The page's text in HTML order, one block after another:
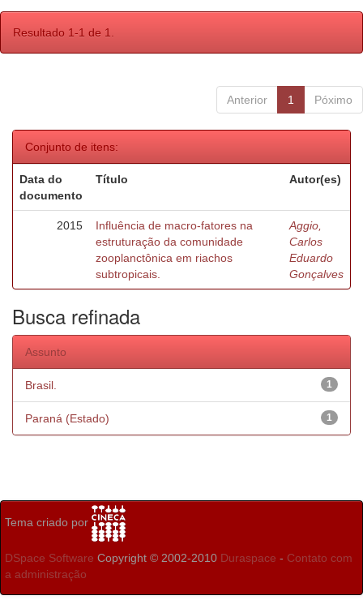
Resultado 1-1 de 1.
Anterior 1 Póximo
Conjunto de itens:
Data do
documento
Título Autor(es)
2015
Influência de macro-fatores na
estruturação da comunidade
zooplanctônica em riachos
subtropicais.
Aggio,
Carlos
Eduardo
Gonçalves
Busca refinada
Assunto
1
Brasil.
1
Paraná (Estado)
Tema criado por
DSpace Software Copyright © 2002-2010 Duraspace - Contato com
a administração